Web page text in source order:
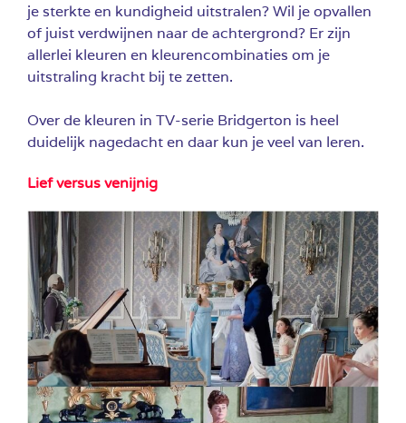
je sterkte en kundigheid uitstralen? Wil je opvallen
of juist verdwijnen naar de achtergrond? Er zijn
allerlei kleuren en kleurencombinaties om je
uitstraling kracht bij te zetten.
Over de kleuren in TV-serie Bridgerton is heel
duidelijk nagedacht en daar kun je veel van leren.
Lief versus venijnig